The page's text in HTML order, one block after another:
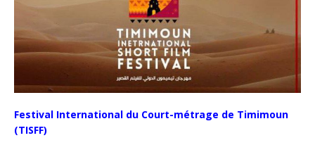
Festival International du Court-métrage de Timimoun
(TISFF)